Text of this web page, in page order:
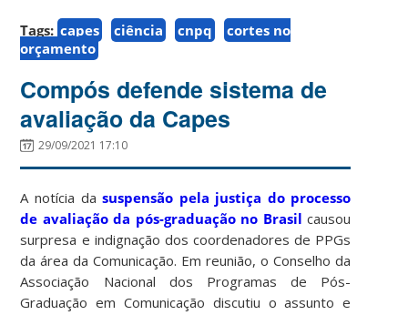
Tags: capes ciência cnpq
cortes no
orçamento
Compós defende sistema de
avaliação da Capes
29/09/2021 17:10
A notícia dasuspensão pela justiça do processo
de avaliação da pós-graduação no Brasil causou
surpresa e indignação dos coordenadores de PPGs
da área da Comunicação. Em reunião, o Conselho da
Associação Nacional dos Programas de Pós-
Graduação em Comunicação discutiu o assunto e